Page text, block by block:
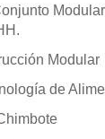
Modular
de